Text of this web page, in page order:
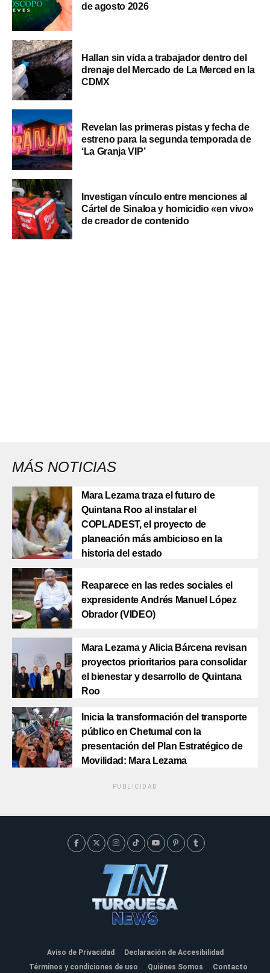
de agosto 2026
Hallan sin vida a trabajador dentro del
drenaje del Mercado de La Merced en la
CDMX
Revelan las primeras pistas y fecha de
estreno para la segunda temporada de
‘La Granja VIP’
Investigan vínculo entre menciones al
Cártel de Sinaloa y homicidio «en vivo»
de creador de contenido
MÁS NOTICIAS
Mara Lezama traza el futuro de
Quintana Roo al instalar el
COPLADEST, el proyecto de
planeación más ambicioso en la
historia del estado
Reaparece en las redes sociales el
expresidente Andrés Manuel López
Obrador (VIDEO)
Mara Lezama y Alicia Bárcena revisan
proyectos prioritarios para consolidar
el bienestar y desarrollo de Quintana
Roo
Inicia la transformación del transporte
público en Chetumal con la
presentación del Plan Estratégico de
Movilidad: Mara Lezama
PUBLICIDAD
Aviso de Privacidad
Declaración de Accesibilidad
Términos y condiciones de uso
Quiénes Somos Contacto